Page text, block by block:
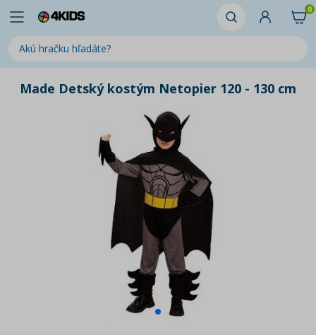
0
Made Detský kostým Netopier 120 - 130 cm